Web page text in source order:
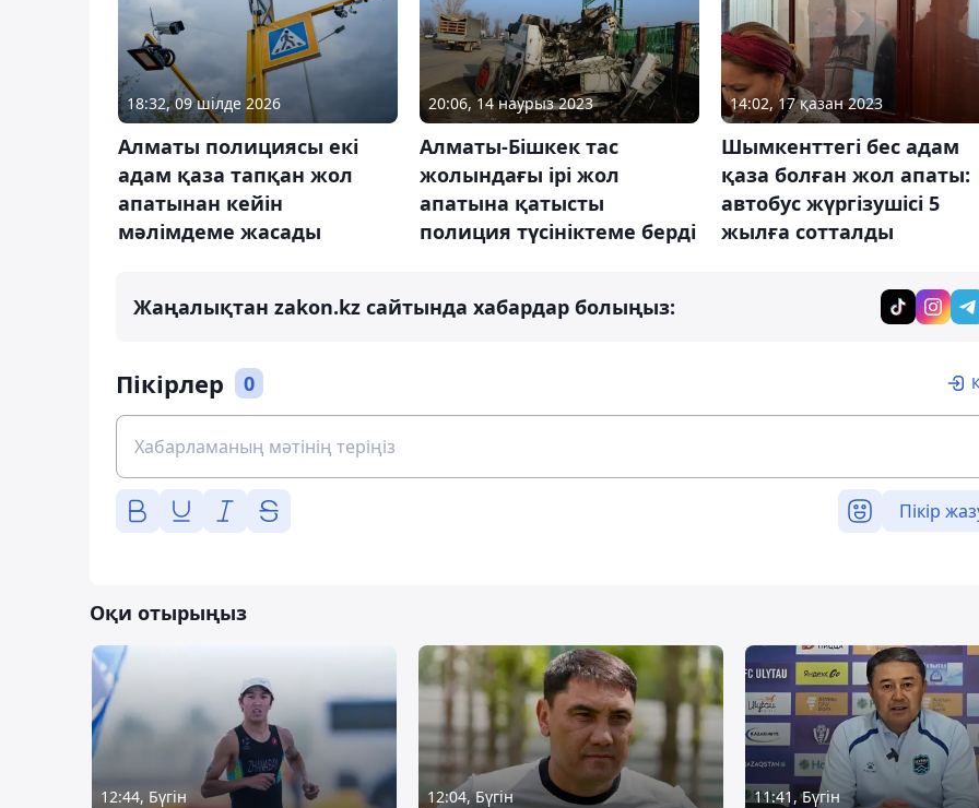
18:32, 09 шілде 2026
Алматы полициясы екі
адам қаза тапқан жол
апатынан кейін
мәлімдеме жасады
20:06, 14 наурыз 2023
Алматы-Бішкек тас
жолындағы ірі жол
апатына қатысты
полиция түсініктеме берді
14:02, 17 қазан 2023
Шымкенттегі бес адам
қаза болған жол апаты:
автобус жүргізушісі 5
жылға сотталды
Жаңалықтан zakon.kz сайтында хабардар болыңыз:
Пікірлер 0
Пікір
Оқи отырыңыз
12:44, Бүгін 12:04, Бүгін 11:41, Бүгін